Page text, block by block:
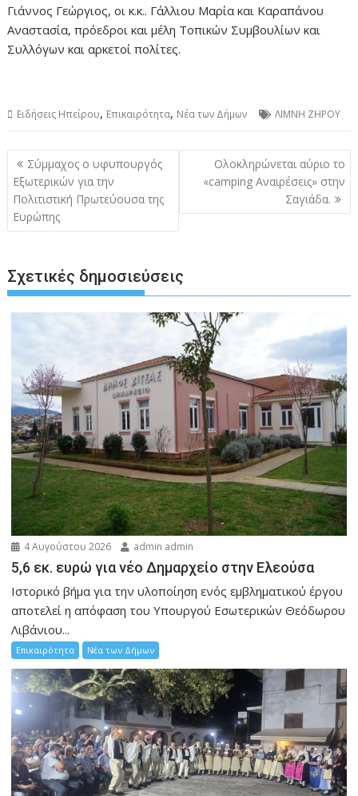
Γιάννος Γεώργιος, οι κ.κ.. Γάλλιου Μαρία και Καραπάνου
Αναστασία, πρόεδροι και μέλη Τοπικών Συμβουλίων και
Συλλόγων και αρκετοί πολίτες.
Ειδήσεις Ηπείρου, Επικαιρότητα, Νέα των Δήμων ΛΙΜΝΗ ΖΗΡΟΥ
Πλοήγηση
άρθρων
Σύμμαχος ο υφυπουργός
Εξωτερικών για την
Πολιτιστική Πρωτεύουσα της
Ευρώπης
Ολοκληρώνεται αύριο το
«camping Αναιρέσεις» στην
Σαγιάδα.
Σχετικές δημοσιεύσεις
4 Αυγούστου 2026 admin admin
5,6 εκ. ευρώ για νέο Δημαρχείο στην Ελεούσα
Ιστορικό βήμα για την υλοποίηση ενός εμβληματικού έργου
αποτελεί η απόφαση του Υπουργού Εσωτερικών Θεόδωρου
Λιβάνιου...
Επικαιρότητα Νέα των Δήμων